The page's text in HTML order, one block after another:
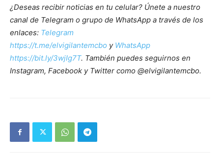
¿Deseas recibir noticias en tu celular? Únete a nuestro
canal de Telegram o grupo de WhatsApp a través de los
enlaces: Telegram
https://t.me/elvigilantemcbo y WhatsApp
https://bit.ly/3wjIg7T. También puedes seguirnos en
Instagram, Facebook y Twitter como @elvigilantemcbo.